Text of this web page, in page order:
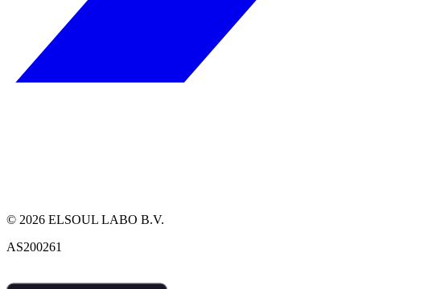
© 2026 ELSOUL LABO B.V.
AS200261